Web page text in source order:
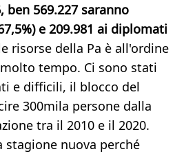
569.227 saranno
e 209.981 ai diplomati
risorse della Pa è all'ordine
tempo. Ci sono stati
e difficili, il blocco del
300mila persone dalla
tra il 2010 e il 2020.
stagione nuova perché